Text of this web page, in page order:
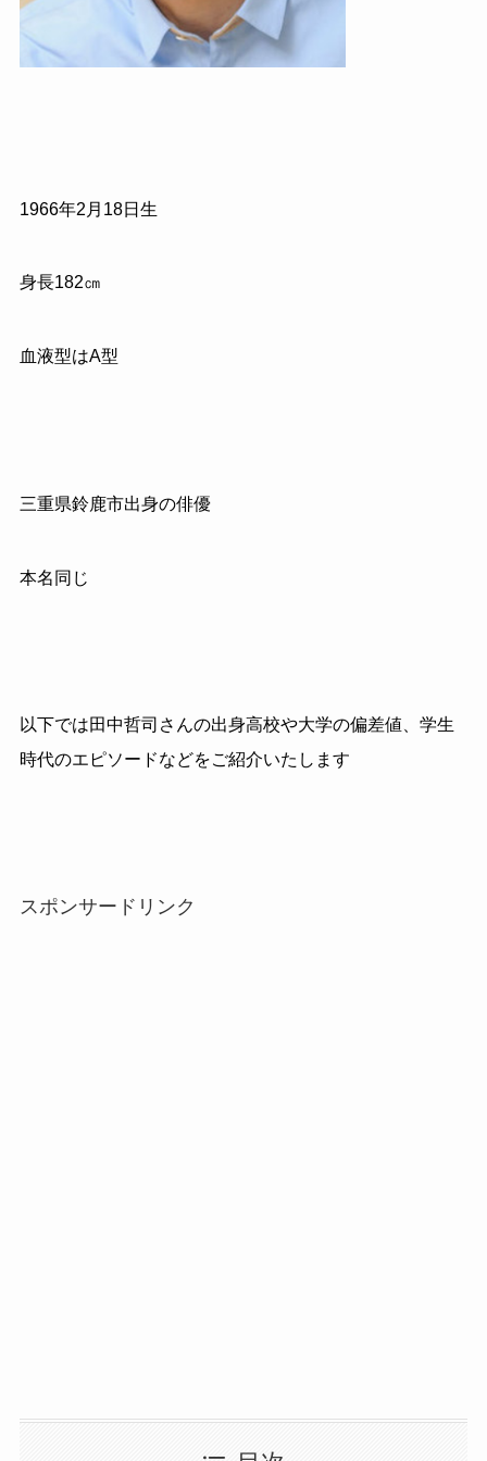
1966年2 月 18日生
身長182㎝
血液型はA型
三重県鈴鹿市出身の俳優
本名同じ
以下では田中哲司さんの出身高校や大学の偏差値、学生
時代のエピソードなどをご紹介いたします
スポンサードリンク